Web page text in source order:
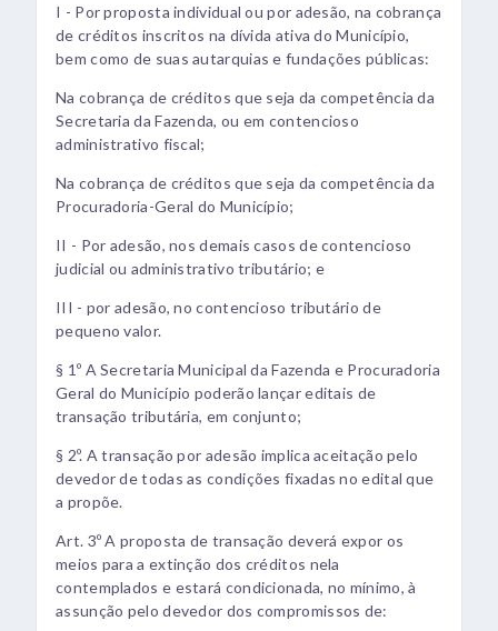
I - Por proposta individual ou por adesão, na cobrança
de créditos inscritos na dívida ativa do Município,
bem como de suas autarquias e fundações públicas:
Na cobrança de créditos que seja da competência da
Secretaria da Fazenda, ou em contencioso
administrativo fiscal;
Na cobrança de créditos que seja da competência da
Procuradoria-Geral do Município;
II - Por adesão, nos demais casos de contencioso
judicial ou administrativo tributário; e
III - por adesão, no contencioso tributário de
pequeno valor.
§ 1º A Secretaria Municipal da Fazenda e Procuradoria
Geral do Município poderão lançar editais de
transação tributária, em conjunto;
§ 2º. A transação por adesão implica aceitação pelo
devedor de todas as condições fixadas no edital que
a propõe.
Art. 3º A proposta de transação deverá expor os
meios para a extinção dos créditos nela
contemplados e estará condicionada, no mínimo, à
assunção pelo devedor dos compromissos de: